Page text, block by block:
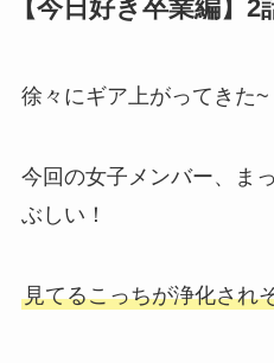
【今日好き卒業編】2
徐々にギア上がってきた~
今回の女子メンバー、ま
ぶしい！
見てるこっちが浄化され